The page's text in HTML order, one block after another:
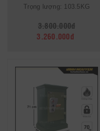
Trọng lượng: 103.5KG
3.800.000đ
3.260.000đ